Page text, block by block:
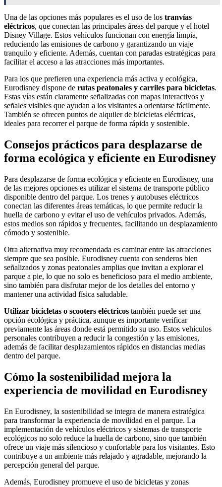
Una de las opciones más populares es el uso de los tranvías
eléctricos, que conectan las principales áreas del parque y el hotel
Disney Village. Estos vehículos funcionan con energía limpia,
reduciendo las emisiones de carbono y garantizando un viaje
tranquilo y eficiente. Además, cuentan con paradas estratégicas para
facilitar el acceso a las atracciones más importantes.
Para los que prefieren una experiencia más activa y ecológica,
Eurodisney dispone de rutas peatonales y carriles para bicicletas.
Estas vías están claramente señalizadas con mapas interactivos y
señales visibles que ayudan a los visitantes a orientarse fácilmente.
También se ofrecen puntos de alquiler de bicicletas eléctricas,
ideales para recorrer el parque de forma rápida y sostenible.
Consejos prácticos para desplazarse de
forma ecológica y eficiente en Eurodisney
Para desplazarse de forma ecológica y eficiente en Eurodisney, una
de las mejores opciones es utilizar el sistema de transporte público
disponible dentro del parque. Los trenes y autobuses eléctricos
conectan las diferentes áreas temáticas, lo que permite reducir la
huella de carbono y evitar el uso de vehículos privados. Además,
estos medios son rápidos y frecuentes, facilitando un desplazamiento
cómodo y sostenible.
Otra alternativa muy recomendada es caminar entre las atracciones
siempre que sea posible. Eurodisney cuenta con senderos bien
señalizados y zonas peatonales amplias que invitan a explorar el
parque a pie, lo que no solo es beneficioso para el medio ambiente,
sino también para disfrutar mejor de los detalles del entorno y
mantener una actividad física saludable.
Utilizar bicicletas o scooters eléctricos también puede ser una
opción ecológica y práctica, aunque es importante verificar
previamente las áreas donde está permitido su uso. Estos vehículos
personales contribuyen a reducir la congestión y las emisiones,
además de facilitar desplazamientos rápidos en distancias medias
dentro del parque.
Cómo la sostenibilidad mejora la
experiencia de movilidad en Eurodisney
En Eurodisney, la sostenibilidad se integra de manera estratégica
para transformar la experiencia de movilidad en el parque. La
implementación de vehículos eléctricos y sistemas de transporte
ecológicos no solo reduce la huella de carbono, sino que también
ofrece un viaje más silencioso y confortable para los visitantes. Esto
contribuye a un ambiente más relajado y agradable, mejorando la
percepción general del parque.
Además, Eurodisney promueve el uso de bicicletas y zonas